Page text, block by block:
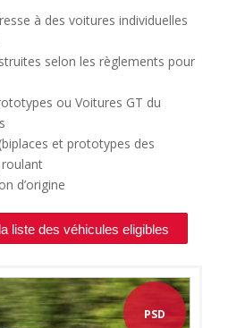
à des voitures individuelles
selon les règlements pour
ou Voitures GT du
et prototypes des
d’origine
liste des véhicules eligibles
PSD